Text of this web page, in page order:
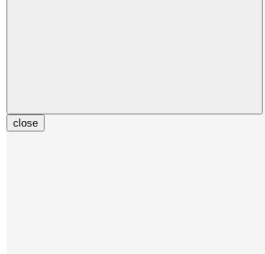
close